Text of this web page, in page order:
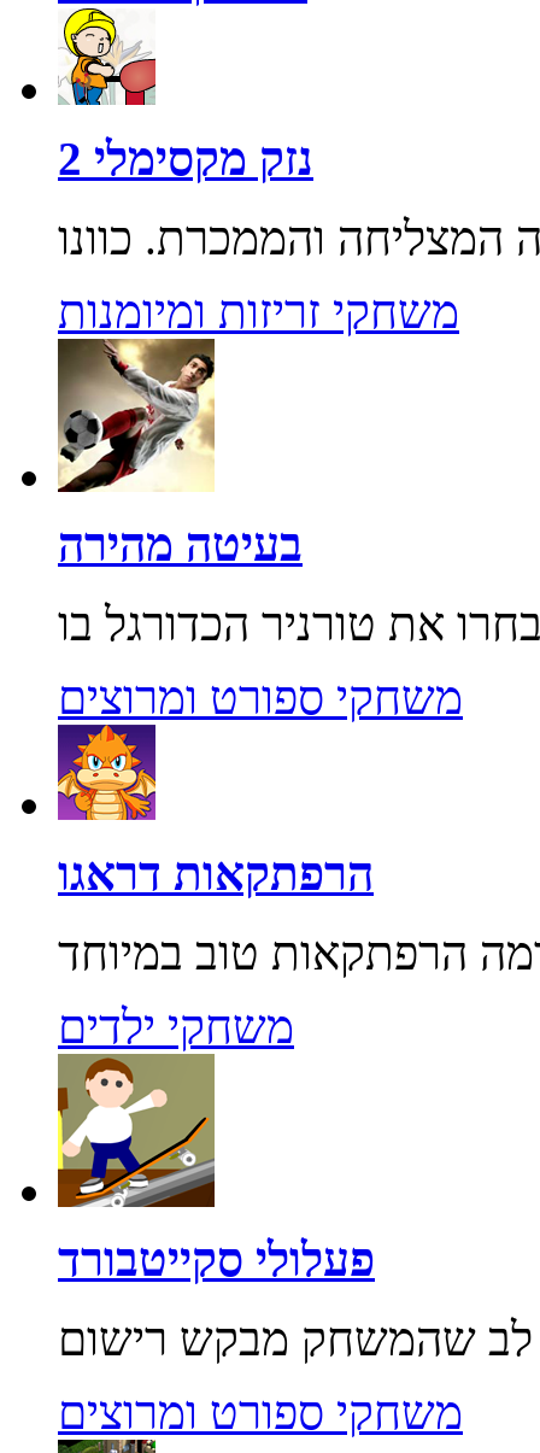
נזק מקסימלי 2
משחקי זריזות ומיומנות
בעיטה מהירה
משחקי ספורט ומרוצים
הרפתקאות דראגו
משחקי ילדים
פעלולי סקייטבורד
משחקי ספורט ומרוצים